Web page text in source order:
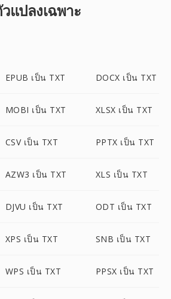
แปลงเฉพาะ
EPUB เป็น TXT DOCX เป็น TXT
MOBI เป็น TXT XLSX เป็น TXT
CSV เป็น TXT PPTX เป็น TXT
AZW3 เป็น TXT XLS เป็น TXT
DJVU เป็น TXT ODT เป็น TXT
XPS เป็น TXT SNB เป็น TXT
WPS เป็น TXT PPSX เป็น TXT